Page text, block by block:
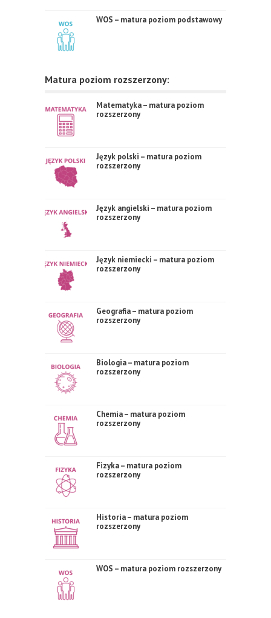
WOS – matura poziom podstawowy
Matura poziom rozszerzony:
Matematyka – matura poziom
rozszerzony
Język polski – matura poziom
rozszerzony
Język angielski – matura poziom
rozszerzony
Język niemiecki – matura poziom
rozszerzony
Geografia – matura poziom
rozszerzony
Biologia – matura poziom
rozszerzony
Chemia – matura poziom
rozszerzony
Fizyka – matura poziom
rozszerzony
Historia – matura poziom
rozszerzony
WOS – matura poziom rozszerzony